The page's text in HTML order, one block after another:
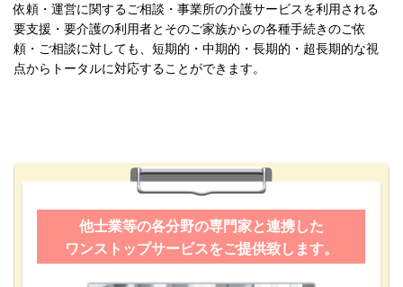
依頼・運営に関するご相談・事業所の介護サービスを利用される
要支援・要介護の利用者とそのご家族からの各種手続きのご依
頼・ ご相談に対しても、短期的・中期的・長期的・超長期的な視
点からトータルに対応することができます。
他士業等の各分野の専門家と連携した
ワンストップサービスをご提供致します。